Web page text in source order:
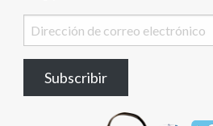
Dirección
de
electrónico
Subscribir